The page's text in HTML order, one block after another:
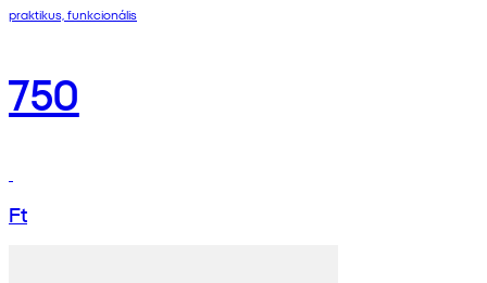
praktikus, funkcionális
750
Ft